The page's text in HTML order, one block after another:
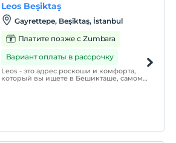
Leos Beşiktaş
Gayrettepe, Beşiktaş, İstanbul
Платите позже с Zumbara
Вариант оплаты в рассрочку
Leos - это адрес роскоши и комфорта,
который вы ищете в Бешикташе, самом